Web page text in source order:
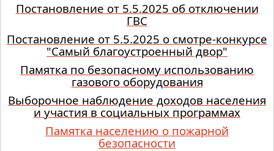
Постановление от 5.5.2025 об отключении
ГВС
Постановление от 5.5.2025 о смотре-конкурсе
"Самый благоустроенный двор"
Памятка по безопасному использованию
газового оборудования
Выборочное наблюдение доходов населения
и участия в социальных программах
Памятка населению о пожарной
безопасности